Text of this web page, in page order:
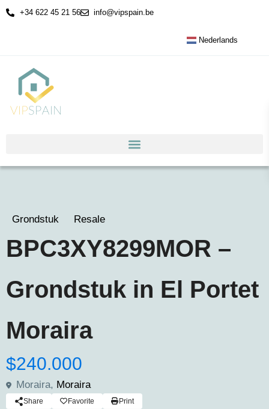
+34 622 45 21 56 info@vipspain.be
Nederlands
Grondstuk Resale
BPC3XY8299MOR –
Grondstuk in El Portet
Moraira
$240.000
Moraira, Moraira
Share Favorite Print